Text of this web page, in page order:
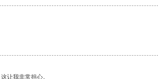
让我非常担心。